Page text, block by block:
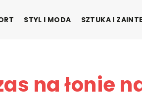
STYL I MODA SZTUKA I
na łonie